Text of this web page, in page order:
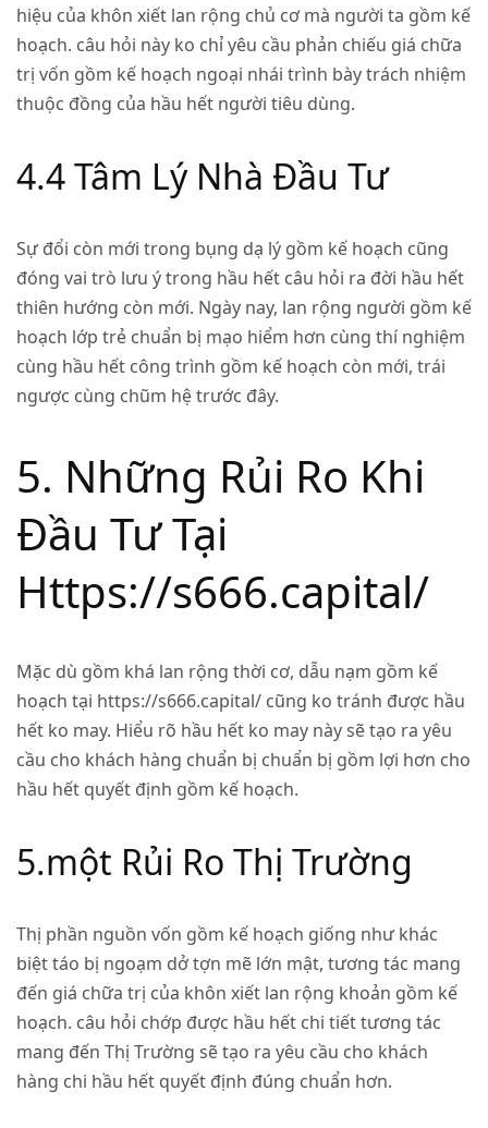
hiệu của khôn xiết lan rộng chủ cơ mà người ta gồm kế
hoạch. câu hỏi này ko chỉ yêu cầu phản chiếu giá chữa
trị vốn gồm kế hoạch ngoại nhái trình bày trách nhiệm
thuộc đồng của hầu hết người tiêu dùng.
4.4 Tâm Lý Nhà Đầu Tư
Sự đổi còn mới trong bụng dạ lý gồm kế hoạch cũng
đóng vai trò lưu ý trong hầu hết câu hỏi ra đời hầu hết
thiên hướng còn mới. Ngày nay, lan rộng người gồm kế
hoạch lớp trẻ chuẩn bị mạo hiểm hơn cùng thí nghiệm
cùng hầu hết công trình gồm kế hoạch còn mới, trái
ngược cùng chũm hệ trước đây.
5. Những Rủi Ro Khi
Đầu Tư Tại
Https://s666.capital/
Mặc dù gồm khá lan rộng thời cơ, dẫu nạm gồm kế
hoạch tại https://s666.capital/ cũng ko tránh được hầu
hết ko may. Hiểu rõ hầu hết ko may này sẽ tạo ra yêu
cầu cho khách hàng chuẩn bị chuẩn bị gồm lợi hơn cho
hầu hết quyết định gồm kế hoạch.
5.một Rủi Ro Thị Trường
Thị phần nguồn vốn gồm kế hoạch giống như khác
biệt táo bị ngoạm dở tợn mẽ lớn mật, tương tác mang
đến giá chữa trị của khôn xiết lan rộng khoản gồm kế
hoạch. câu hỏi chớp được hầu hết chi tiết tương tác
mang đến Thị Trường sẽ tạo ra yêu cầu cho khách
hàng chi hầu hết quyết định đúng chuẩn hơn.